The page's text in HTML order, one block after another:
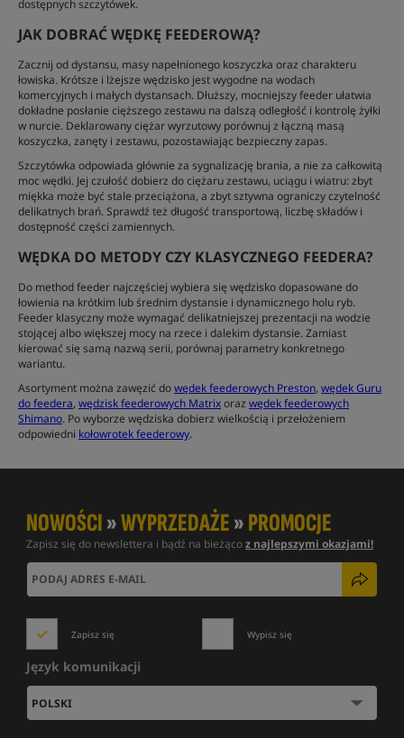
dostępnych szczytówek.
JAK DOBRAĆ WĘDKĘ FEEDEROWĄ?
Zacznij od dystansu, masy napełnionego koszyczka oraz charakteru
łowiska. Krótsze i lżejsze wędzisko jest wygodne na wodach
komercyjnych i małych dystansach. Dłuższy, mocniejszy feeder ułatwia
dokładne posłanie cięższego zestawu na dalszą odległość i kontrolę żyłki
w nurcie. Deklarowany ciężar wyrzutowy porównuj z łączną masą
koszyczka, zanęty i zestawu, pozostawiając bezpieczny zapas.
Szczytówka odpowiada głównie za sygnalizację brania, a nie za całkowitą
moc wędki. Jej czułość dobierz do ciężaru zestawu, uciągu i wiatru: zbyt
miękka może być stale przeciążona, a zbyt sztywna ograniczy czytelność
delikatnych brań. Sprawdź też długość transportową, liczbę składów i
dostępność części zamiennych.
WĘDKA DO METODY CZY KLASYCZNEGO FEEDERA?
Do method feeder najczęściej wybiera się wędzisko dopasowane do
łowienia na krótkim lub średnim dystansie i dynamicznego holu ryb.
Feeder klasyczny może wymagać delikatniejszej prezentacji na wodzie
stojącej albo większej mocy na rzece i dalekim dystansie. Zamiast
kierować się samą nazwą serii, porównaj parametry konkretnego
wariantu.
Asortyment można zawęzić dowędek feederowych Preston, wędek Guru
do feedera, wędzisk feederowych Matrixoraz wędek feederowych
Shimano. Po wyborze wędziska dobierz wielkością i przełożeniem
odpowiedni kołowrotek feederowy.
NOWOŚCI»WYPRZEDAŻE»PROMOCJE
Zapisz się do newslettera i bądź na bieżącoz najlepszymi okazjami!
Zapisz się Wypisz się
Język komunikacji